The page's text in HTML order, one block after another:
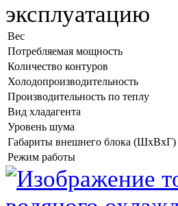
эксплуатацию
Вес
Потребляемая мощность
Количество контуров
Холодопроизводительность
Производительность по теплу
Вид хладагента
Уровень шума
Габариты внешнего блока (ШхВхГ)
Режим работы